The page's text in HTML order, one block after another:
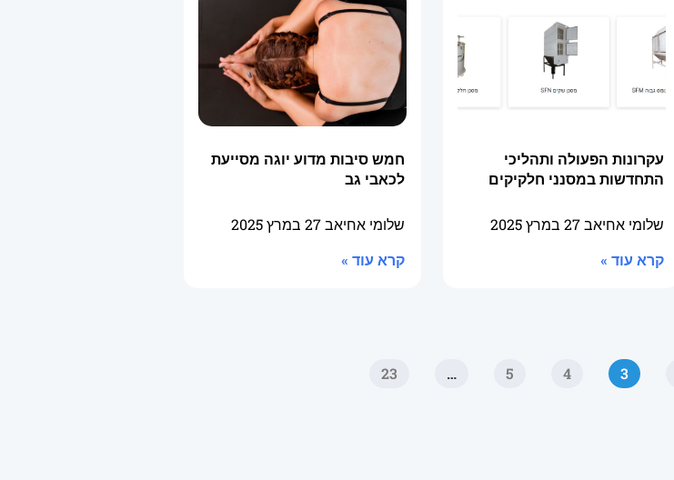
עקרונות הפעולה ותהליכי
התחדשות במסנני חלקיקים
שלומי אחיאב27 במרץ 2025
קרא עוד »
חמש סיבות מדוע יוגה מסייעת
לכאבי גב
שלומי אחיאב27 במרץ 2025
קרא עוד »
3
4
5
…
23